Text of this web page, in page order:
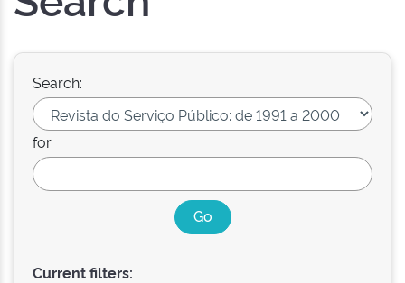
Search:
for
Current filters: